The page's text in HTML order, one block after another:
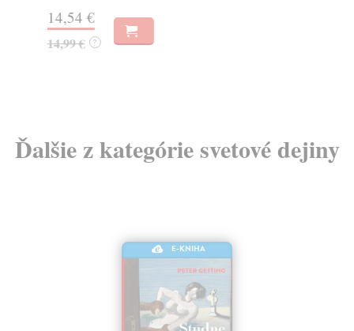
14,54 €
14,99 € ?
Ďalšie z kategórie svetové dejiny
E-KNIHA